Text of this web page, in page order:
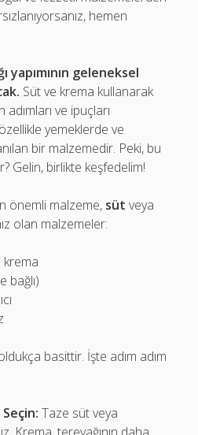
hemen
yapımının geleneksel
Süt ve krema kullanarak
adımları ve ipuçları
yemeklerde ve
bir malzemedir. Peki, bu
Gelin, birlikte keşfedelim!
önemli malzeme, süt veya
olan malzemeler:
krema
bağlı)
basittir. İşte adım adım
Taze süt veya